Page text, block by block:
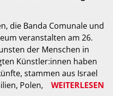
die Banda Comunale und
veranstalten am 26.
der Menschen in
Künstler:innen haben
stammen aus Israel
Polen,
WEITERLESEN